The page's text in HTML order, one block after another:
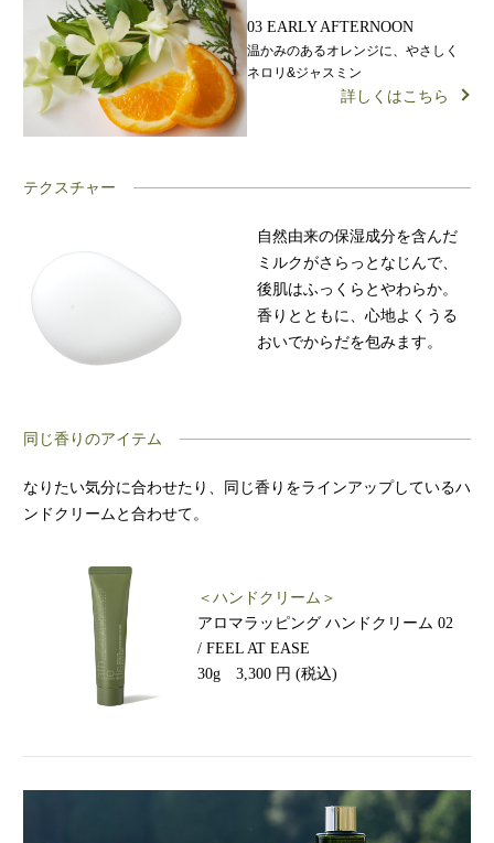
03 EARLY AFTERNOON
温かみのあるオレンジに、やさしく
ネロリ&ジャスミン
詳しくはこちら
テクスチャー
自然由来の保湿成分を含んだ
ミルクがさらっとなじんで、
後肌はふっくらとやわらか。
香りとともに、心地よくうる
おいでからだを包みます。
同じ香りのアイテム
なりたい気分に合わせたり、同じ香りをラインアップしているハ
ンドクリームと合わせて。
＜ハンドクリーム＞
アロマラッピング ハンドクリーム 02
/ FEEL AT EASE
30g 3,300 円 (税込)